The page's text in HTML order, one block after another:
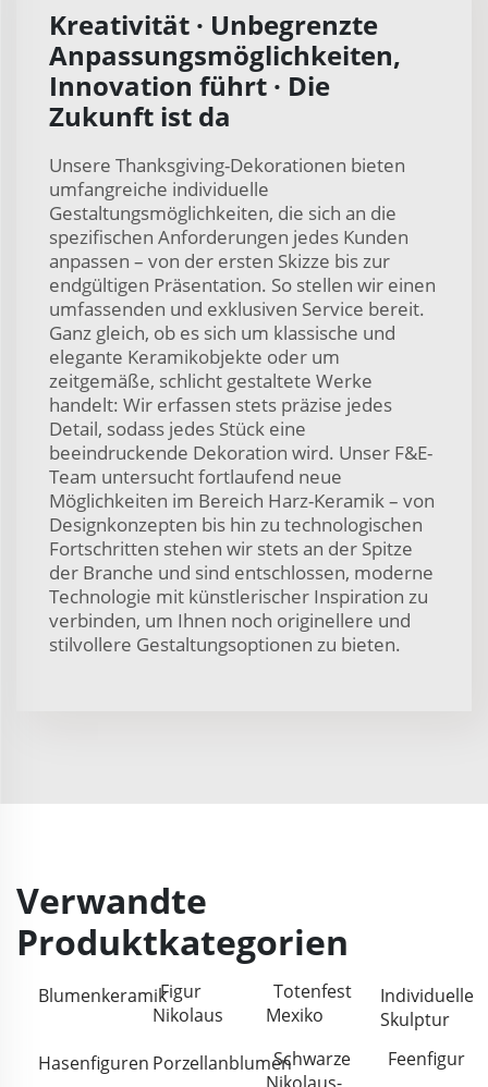
Kreativität · Unbegrenzte
Anpassungsmöglichkeiten,
Innovation führt · Die
Zukunft ist da
Unsere Thanksgiving-Dekorationen bieten
umfangreiche individuelle
Gestaltungsmöglichkeiten, die sich an die
spezifischen Anforderungen jedes Kunden
anpassen – von der ersten Skizze bis zur
endgültigen Präsentation. So stellen wir einen
umfassenden und exklusiven Service bereit.
Ganz gleich, ob es sich um klassische und
elegante Keramikobjekte oder um
zeitgemäße, schlicht gestaltete Werke
handelt: Wir erfassen stets präzise jedes
Detail, sodass jedes Stück eine
beeindruckende Dekoration wird. Unser F&E-
Team untersucht fortlaufend neue
Möglichkeiten im Bereich Harz-Keramik – von
Designkonzepten bis hin zu technologischen
Fortschritten stehen wir stets an der Spitze
der Branche und sind entschlossen, moderne
Technologie mit künstlerischer Inspiration zu
verbinden, um Ihnen noch originellere und
stilvollere Gestaltungsoptionen zu bieten.
Verwandte
Produktkategorien
BlumenkeramikFigur
Nikolaus
Totenfest
Mexiko
Individuelle
Skulptur
Hasenfiguren PorzellanblumenSchwarze
Feenfigur